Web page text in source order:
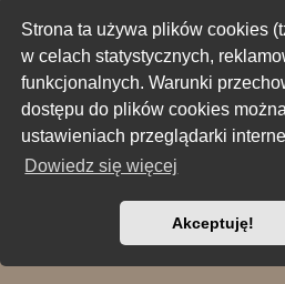
Strona ta używa plików cookies
w celach statystycznych,
funkcjonalnych. Warunki
dostępu do plików cookies
ustawieniach przeglądarki
Dowiedz się więcej
Akceptuję!
Zarejestruj się
Strona główna Usuń ciasteczka
Technologię dostarcza phpBB® Forum Software ©
Polski pakiet językowy dostarcza
Zasady ochrony danych osobowych |Regulamin